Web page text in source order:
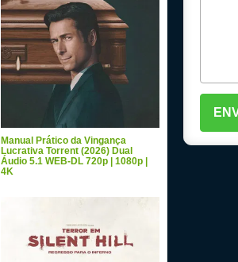
Manual Prático da Vingança
Lucrativa Torrent (2026) Dual
Áudio 5.1 WEB-DL 720p | 1080p |
4K